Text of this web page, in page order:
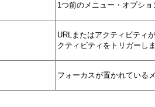
1つ前のメニュー・オプシ
URLまたはアクティビティ
クティビティをトリガーし
フォーカスが置かれている